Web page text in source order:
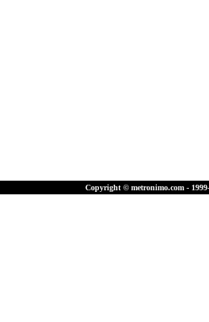
Copyright © metronimo.com -